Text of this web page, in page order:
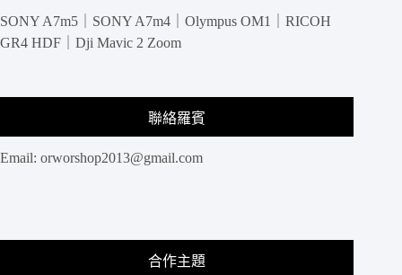
SONY A7m5｜SONY A7m4｜Olympus OM1｜RICOH
GR4 HDF｜Dji Mavic 2 Zoom
聯絡羅賓
Email: orworshop2013@gmail.com
合作主題